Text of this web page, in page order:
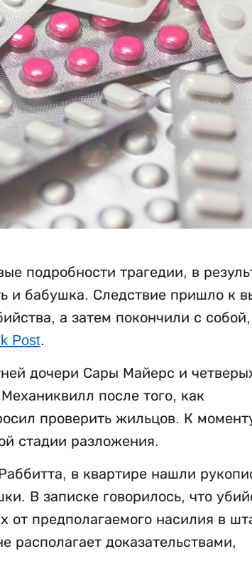
подробности трагедии, в
и бабушка. Следствие пришло к
а затем покончили с собой,
Post.
дочери Сары Майерс и
после того, как
проверить жильцов. К
стадии разложения.
в квартире нашли
В записке говорилось, что
от предполагаемого насилия в
доказательствами,